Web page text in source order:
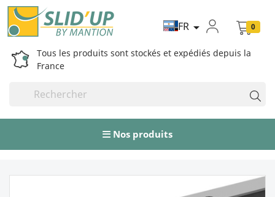
Tous les produits sont stockés et expédiés depuis la
France
FR  0
Nos produits